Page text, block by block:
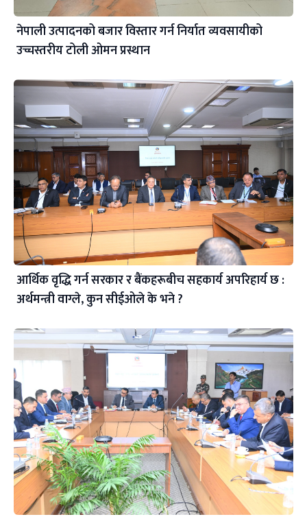
नेपाली उत्पादनको बजार विस्तार गर्न निर्यात व्यवसायीको
उच्चस्तरीय टोली ओमन प्रस्थान
आर्थिक वृद्धि गर्न सरकार र बैंकहरूबीच सहकार्य अपरिहार्य छ :
अर्थमन्त्री वाग्ले, कुन सीईओले के भने ?